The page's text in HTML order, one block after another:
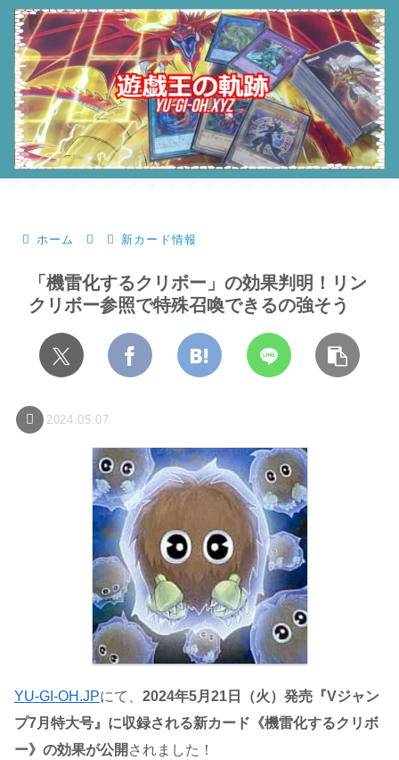
ホーム 新カード情報
「機雷化するクリボー」の効果判明！リン
クリボー参照で特殊召喚できるの強そう
2024.05.07
YU-GI-OH.JPにて、 2024年5月21日（火）発売『Vジャン
プ7月特大号』に収録される新カード《機雷化するクリボ
ー》の効果が公開 されました！